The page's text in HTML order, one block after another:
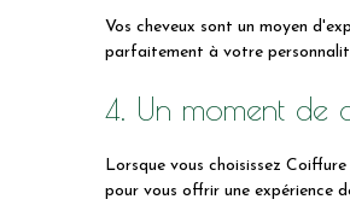
Vos cheveux sont un moyen
parfaitement à votre
4. Un moment de
Lorsque vous choisissez
pour vous offrir une expérience